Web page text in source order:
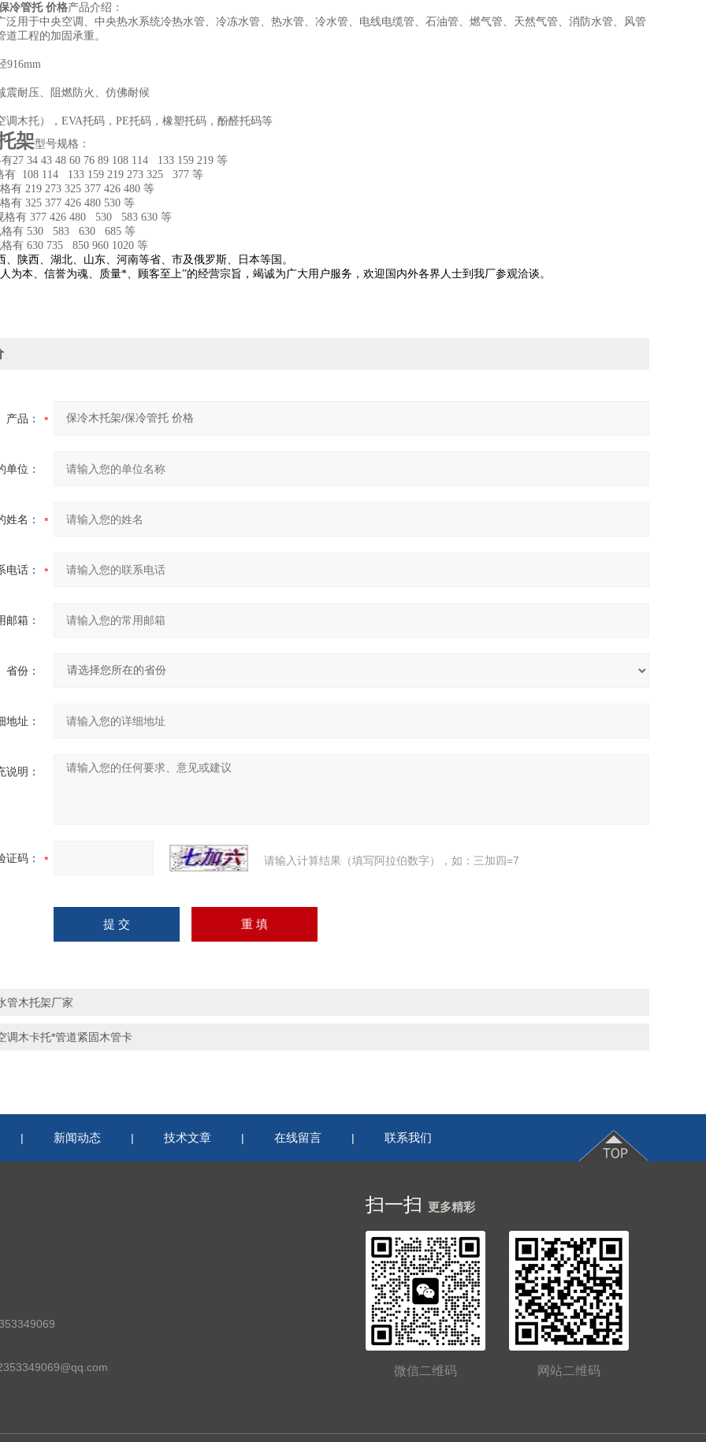
冷管托 价格产品介绍：
泛用于中央空调、中央热水系统冷热水管、冷冻水管、热水管、冷水管、电线电缆管、石油管、燃气管、天然气管、消防水管、风管
道工程的加固承重。
916mm
震耐压、阻燃防火、仿佛耐候
调木托），EVA托码，PE托码，橡塑托码，酚醛托码等
架型号规格：
27 34 43 48 60 76 89 108 114 133 159 219 等
有
108 114 133 159 219 273 325 377 等
219 273 325 377 426 480 等
325 377 426 480 530 等
格有 377 426 480 530 583 630 等
格有 530 583 630 685 等
格有 630 735 850 960 1020 等
、陕西、湖北、山东、河南等省、市及俄罗斯、日本等国。
为本、信誉为魂、质量*、顾客至上”的经营宗旨，竭诚为广大用户服务，欢迎国内外各界人士到我厂参观洽谈。
产品：
单位：
姓名：
电话：
邮箱：
省份：
地址：
说明：
证码： 请输入计算结果（填写阿拉伯数字），如：三加四=7
管木托架厂家
调木卡托*管道紧固木管卡
| 新闻动态 | 技术文章 | 在线留言 | 联系我们
扫一扫 更多精彩
微信二维码 网站二维码